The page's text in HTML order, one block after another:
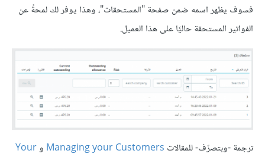
فسوف يظهر اسمه ضمن صفحة "المستحقات"، وهذا يوفر لك لمحةً عن
الفواتير المستحقة حاليًا على هذا العميل.
ترجمة -وبتصرّف- للمقالات Managing your Customers وYour